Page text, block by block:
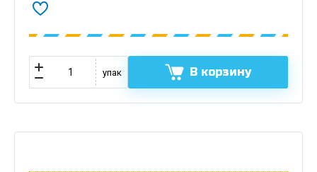
упак В корзину